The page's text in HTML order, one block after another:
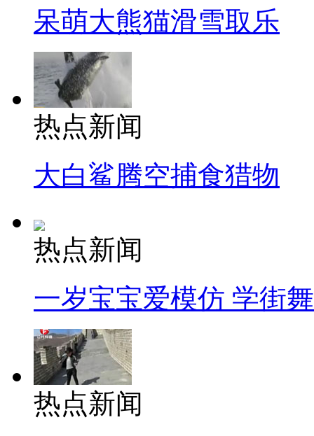
呆萌大熊猫滑雪取乐
热点新闻
大白鲨腾空捕食猎物
热点新闻
一岁宝宝爱模仿 学街
热点新闻